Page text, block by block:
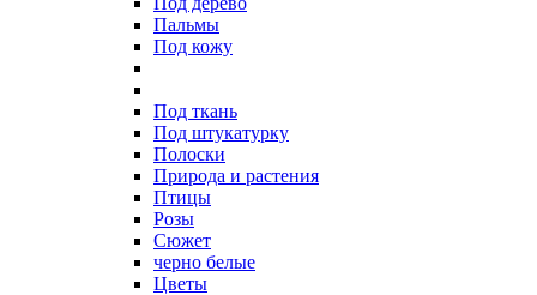
Пальмы
Под кожу
Под ткань
Под штукатурку
Полоски
Природа и растения
Птицы
Розы
Сюжет
черно белые
Цветы